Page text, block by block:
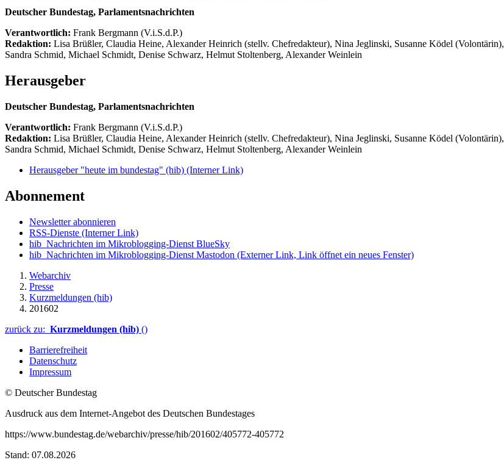
Deutscher Bundestag, Parlamentsnachrichten
Verantwortlich: Frank Bergmann (V.i.S.d.P.)
Redaktion: Lisa Brüßler, Claudia Heine, Alexander Heinrich (stellv. Chefredakteur), Nina Jeglinski, Susanne Ködel (Volontärin),
Sandra Schmid, Michael Schmidt, Denise Schwarz, Helmut Stoltenberg, Alexander Weinlein
Herausgeber
Deutscher Bundestag, Parlamentsnachrichten
Verantwortlich: Frank Bergmann (V.i.S.d.P.)
Redaktion: Lisa Brüßler, Claudia Heine, Alexander Heinrich (stellv. Chefredakteur), Nina Jeglinski, Susanne Ködel (Volontärin),
Sandra Schmid, Michael Schmidt, Denise Schwarz, Helmut Stoltenberg, Alexander Weinlein
Herausgeber "heute im bundestag" (hib) (Interner Link)
Abonnement
Newsletter abonnieren
RSS-Dienste (Interner Link)
hib_Nachrichten im Mikroblogging-Dienst BlueSky
hib_Nachrichten im Mikroblogging-Dienst Mastodon (Externer Link, Link öffnet ein neues Fenster)
Webarchiv
Presse
Kurzmeldungen (hib)
201602
zurück zu: Kurzmeldungen (hib) ()
Barrierefreiheit
Datenschutz
Impressum
© Deutscher Bundestag
Ausdruck aus dem Internet-Angebot des Deutschen Bundestages
https://www.bundestag.de/webarchiv/presse/hib/201602/405772-405772
Stand: 07.08.2026